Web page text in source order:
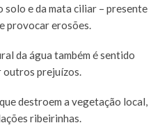
solo e da mata ciliar – presente
provocar erosões.
da água também é sentido
outros prejuízos.
destroem a vegetação local,
ribeirinhas.